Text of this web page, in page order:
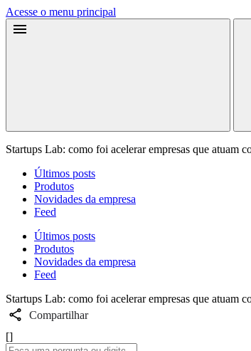
Acesse o menu principal
Startups Lab: como foi acelerar empresas que atuam
Últimos posts
Produtos
Novidades da empresa
Feed
Últimos posts
Produtos
Novidades da empresa
Feed
Startups Lab: como foi acelerar empresas que atuam
Compartilhar
[]